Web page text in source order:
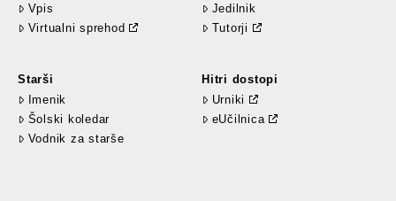
Vpis
Virtualni sprehod
Jedilnik
Tutorji
Starši
Imenik
Šolski koledar
Vodnik za starše
Hitri dostopi
Urniki
eUčilnica